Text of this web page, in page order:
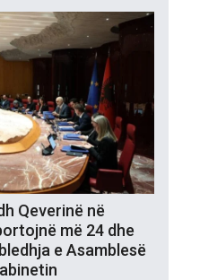
Qeverinë në
më 24 dhe
e Asamblesë